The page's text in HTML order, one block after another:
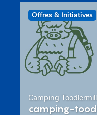
Offres & Initiatives
Camping
camping-